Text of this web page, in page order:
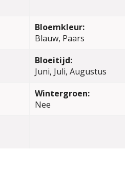
Bloemkleur:
Blauw, Paars
Bloeitijd:
Juni, Juli, Augustus
Wintergroen:
Nee